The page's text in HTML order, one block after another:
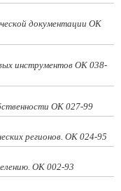
документации ОК
инструментов OK 038-
ОК 027-99
регионов. ОК 024-95
ОК 002-93